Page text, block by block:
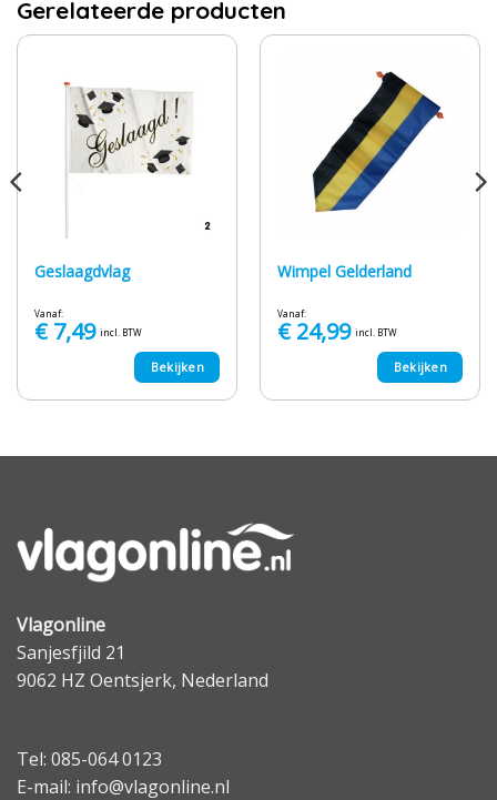
Gerelateerde producten
Geslaagdvlag
Vanaf:
€7,49 incl. BTW
Bekijken
Wimpel Gelderland
Vanaf:
€24,99 incl. BTW
Bekijken
Vlagonline
Sanjesfjild 21
9062 HZ Oentsjerk, Nederland
Tel: 085-064 0123
E-mail: info@vlagonline.nl